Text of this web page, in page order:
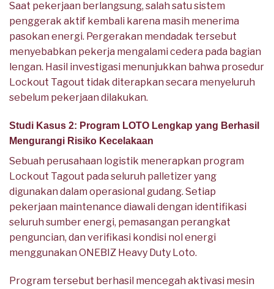
Saat pekerjaan berlangsung, salah satu sistem
penggerak aktif kembali karena masih menerima
pasokan energi. Pergerakan mendadak tersebut
menyebabkan pekerja mengalami cedera pada bagian
lengan. Hasil investigasi menunjukkan bahwa prosedur
Lockout Tagout tidak diterapkan secara menyeluruh
sebelum pekerjaan dilakukan.
Studi Kasus 2: Program LOTO Lengkap yang Berhasil
Mengurangi Risiko Kecelakaan
Sebuah perusahaan logistik menerapkan program
Lockout Tagout pada seluruh palletizer yang
digunakan dalam operasional gudang. Setiap
pekerjaan maintenance diawali dengan identifikasi
seluruh sumber energi, pemasangan perangkat
penguncian, dan verifikasi kondisi nol energi
menggunakan ONEBIZ Heavy Duty Loto.
Program tersebut berhasil mencegah aktivasi mesin